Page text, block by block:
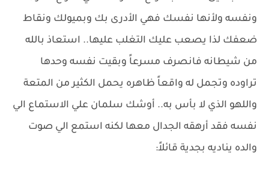
ونفسه ولأنها نفسك فهي الأدرى بك وبميولك ونقاط
ضعفك لذا يصعب عليك التغلب عليها.. استعاذ بالله
من شيطانه فانصرف مسرعاً وبقيت نفسه وحدها
تراوده وتجمل له واقعاً ظاهره يحمل الكثير من المتعة
واللهو الذي لا بأس به.. أوشك سلمان علي الاستماع الي
نفسه فقد أرهقه الجدال معها لكنه استمع الي صوت
والده يناديه بجدية قائلاً: